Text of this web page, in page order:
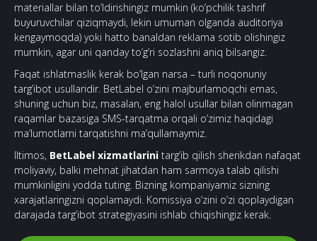
materiallar bilan to’ldirishingiz mumkin (ko’pchilik tashrif
buyuruvchilar qiziqmaydi, lekin umuman olganda auditoriya
kengaymoqda) yoki hatto banaldan reklama sotib olishingiz
mumkin, agar uni qanday to’g’ri sozlashni aniq bilsangiz.
Faqat ishlatmaslik kerak bo’lgan narsa – turli noqonuniy
targ’ibot usullaridir. BetLabel o’zini majburlamoqchi emas,
shuning uchun biz, masalan, eng halol usullar bilan olinmagan
raqamlar bazasiga SMS-tarqatma orqali o’zimiz haqidagi
ma’lumotlarni tarqatishni ma’qullamaymiz.
Iltimos, BetLabel xizmatlarini targ’ib qilish sherikdan nafaqat
moliyaviy, balki mehnat jihatdan ham sarmoya talab qilishi
mumkinligini yodda tuting. Bizning kompaniyamiz sizning
xarajatlaringizni qoplamaydi. Komissiya o’zini o’zi qoplaydigan
darajada targ’ibot strategiyasini ishlab chiqishingiz kerak.